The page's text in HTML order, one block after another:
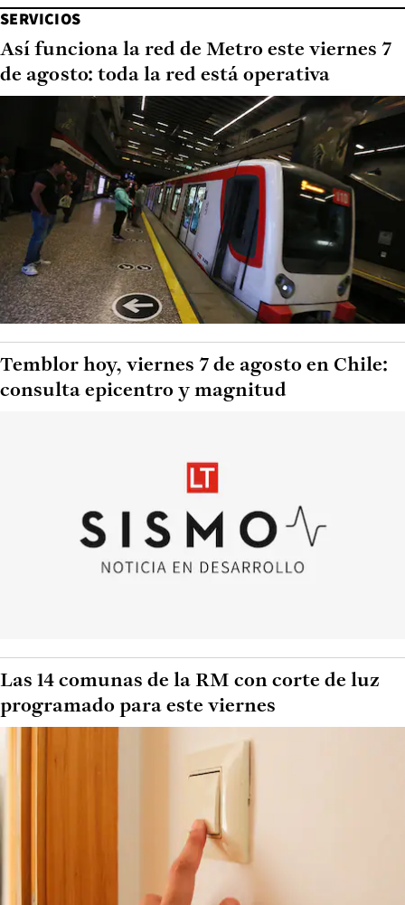
SERVICIOS
Así funciona la red de Metro este viernes 7
de agosto: toda la red está operativa
Temblor hoy, viernes 7 de agosto en Chile:
consulta epicentro y magnitud
Las 14 comunas de la RM con corte de luz
programado para este viernes